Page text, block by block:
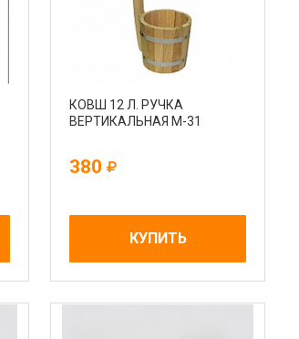
КОВШ 12 Л. РУЧКА
ВЕРТИКАЛЬНАЯ М-31
380
КУПИТЬ